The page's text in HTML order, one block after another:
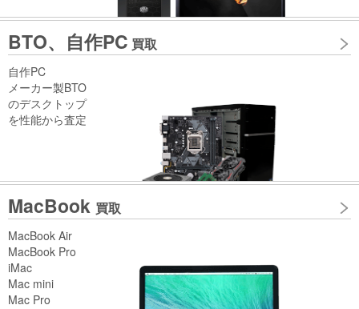
BTO、自作PC 買取
自作PC
メーカー製BTO
のデスクトップ
を性能から査定
MacBook 買取
MacBook Air
MacBook Pro
iMac
Mac mini
Mac Pro